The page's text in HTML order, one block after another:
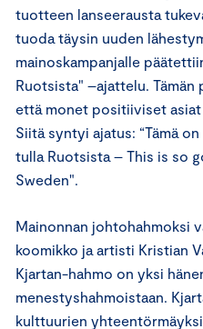
tuotteen lanseerausta
tuoda täysin uuden
mainoskampanjalle
Ruotsista" –ajattelu.
että monet positiiviset
Siitä syntyi ajatus: “Tämä
tulla Ruotsista – This is so
Sweden".
Mainonnan johtohahmoksi
koomikko ja artisti Kristian
Kjartan-hahmo on yksi
menestyshahmoistaan.
kulttuurien